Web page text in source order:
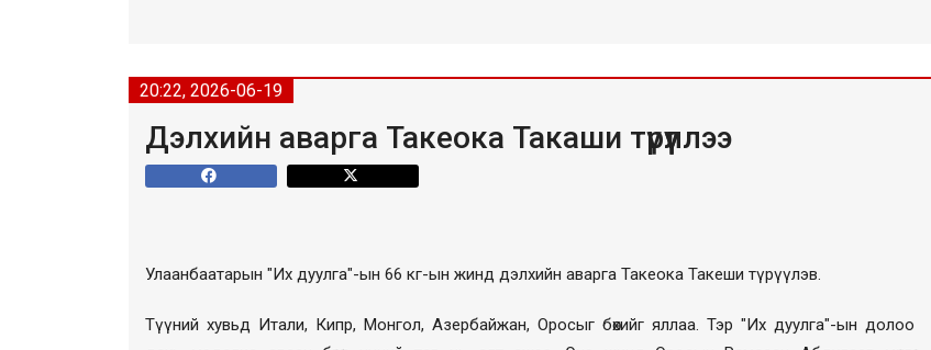
20:22, 2026-06-19
Дэлхийн аварга Такеока Такаши түрүүллээ
Улаанбаатарын "Их дуулга"-ын 66 кг-ын жинд дэлхийн аварга Такеока Такеши түрүүлэв.
Түүний хувьд Итали, Кипр, Монгол, Азербайжан, Оросыг бөхийг яллаа. Тэр "Их дуулга"-ын долоо